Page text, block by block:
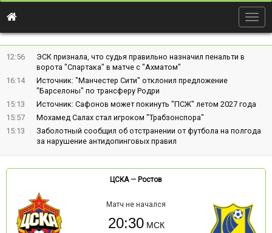
12:56
ЭСК признала, что судья правильно назначил пенальти в
ворота "Спартака" в матче с "Ахматом"
16:14
Источник: "Манчестер Сити" отклонил предложение
"Барселоны" по трансферу Родри
15:13
Источник: Сафонов может покинуть "ПСЖ" летом 2027 года
15:57
Мохамед Салах стал игроком "Трабзонспора"
15:13
Заболотный сообщил об отстранении от футбола на полгода
за нарушение антидопинговых правил
ЦСКА— Ростов
Матч не начался
20:30